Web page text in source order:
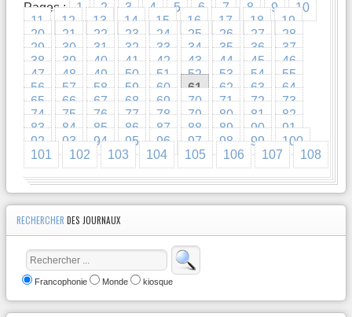
Pages : 1 2 3 4 5 6 7 8 9
10
11
12 13 14 15 16 17 18
19
20
21 22 23 24 25 26 27
28
29
30 31 32 33 34 35 36
37
38
39 40 41 42 43 44 45
46
47
48 49 50 51 52 53 54
55
56
57 58 59 60 61 62 63
64
65
66 67 68 69 70 71 72
73
74
75 76 77 78 79 80 81
82
83
84 85 86 87 88 89 90
91
92
93 94 95 96 97 98 99
100
101
102 103 104 105 106 107 108
RECHERCHER DES JOURNAUX
Francophonie Monde kiosque